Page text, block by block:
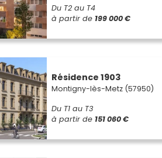
Du T2 au T4
à partir de 199 000 €
Résidence 1903
Montigny-lès-Metz (57950)
Du T1 au T3
à partir de 151 060 €